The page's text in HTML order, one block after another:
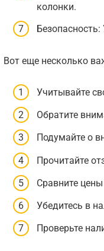
колонки.
Безопасность:
Вот еще несколько
Учитывайте
Обратите
Подумайте о
Прочитайте
Сравните
Убедитесь в
Проверьте